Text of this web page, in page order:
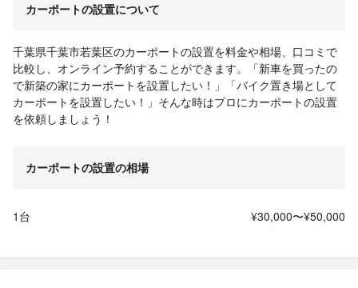
カーポートの設置について
千葉県千葉市若葉区のカーポートの設置を料金や相場、口コミで
比較し、オンライン予約することができます。「新車を買ったの
で新築の家にカーポートを設置したい！」「バイク置き場として
カーポートを設置したい！」そんな時はプロにカーポートの設置
を依頼しましょう！
カーポートの設置の相場
1台 ¥30,000〜¥50,000